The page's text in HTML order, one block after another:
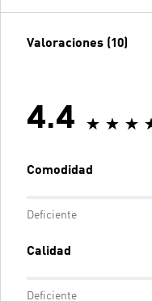
Valoraciones (10)
4.4
Comodidad
Deficiente
Calidad
Deficiente